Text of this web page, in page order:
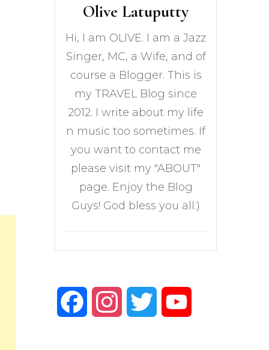
Olive Latuputty
Hi, I am OLIVE. I am a Jazz
Singer, MC, a Wife, and of
course a Blogger. This is
my TRAVEL Blog since
2012. I write about my life
n music too sometimes. If
you want to contact me
please visit my "ABOUT"
page. Enjoy the Blog
Guys! God bless you all:)
FacebookInstagramTwitter